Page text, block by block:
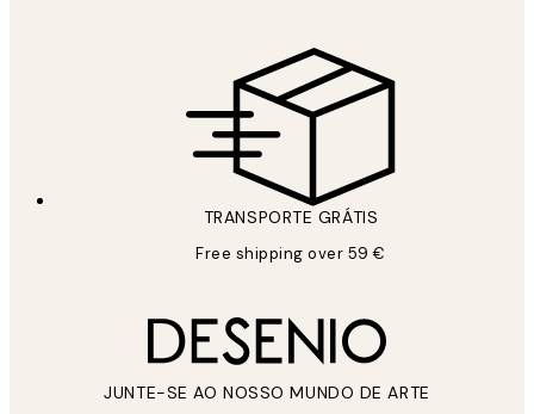
TRANSPORTE GRÁTIS
Free shipping over 59 €
JUNTE-SE AO NOSSO MUNDO DE ARTE